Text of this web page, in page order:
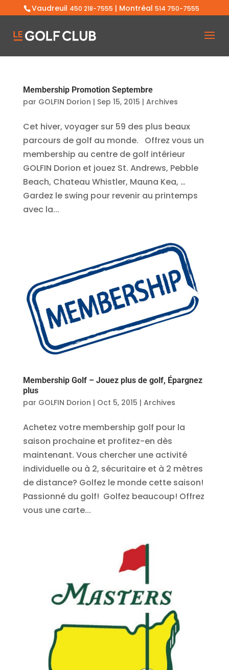
Vaudreuil 450 218-7555 | Montréal 514 750-7555
Membership Promotion Septembre
par GOLFIN Dorion | Sep 15, 2015 | Archives
Cet hiver, voyager sur 59 des plus beaux
parcours de golf au monde. Offrez vous un
membership au centre de golf intérieur
GOLFIN Dorion et jouez St. Andrews, Pebble
Beach, Chateau Whistler, Mauna Kea, …
Gardez le swing pour revenir au printemps
avec la...
Membership Golf – Jouez plus de golf, Épargnez
plus
par GOLFIN Dorion | Oct 5, 2015 | Archives
Achetez votre membership golf pour la
saison prochaine et profitez-en dès
maintenant. Vous chercher une activité
individuelle ou à 2, sécuritaire et à 2 mètres
de distance? Golfez le monde cette saison!
Passionné du golf! Golfez beaucoup! Offrez
vous une carte...